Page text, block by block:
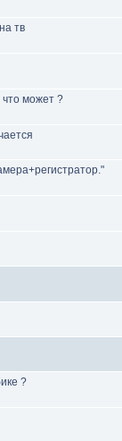
тв
может ?
?